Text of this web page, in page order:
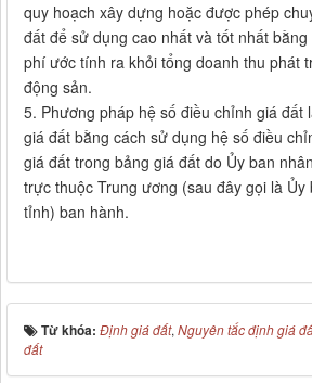
quy hoạch xây dựng hoặc được phép
đất để sử dụng cao nhất và tốt nhất
phí ước tính ra khỏi tổng doanh thu phát
động sản.
5. Phương pháp hệ số điều chỉnh giá đất
giá đất bằng cách sử dụng hệ số điều
giá đất trong bảng giá đất do Ủy ban
trực thuộc Trung ương (sau đây gọi là Ủy
tỉnh) ban hành.
Từ khóa: Định giá đất, Nguyên tắc định giá
đất